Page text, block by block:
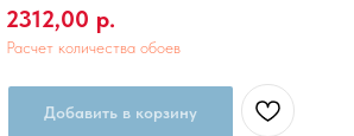
2312,00 р.
Расчет количества обоев
Добавить в корзину